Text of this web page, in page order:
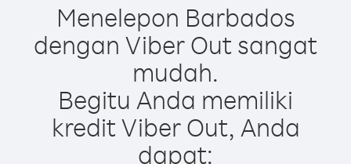
Menelepon Barbados
dengan Viber Out sangat
mudah.
Begitu Anda memiliki
kredit Viber Out, Anda
dapat: